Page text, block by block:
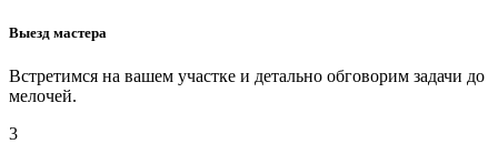
Выезд мастера
Встретимся на вашем участке и детально обговорим задачи до
мелочей.
3